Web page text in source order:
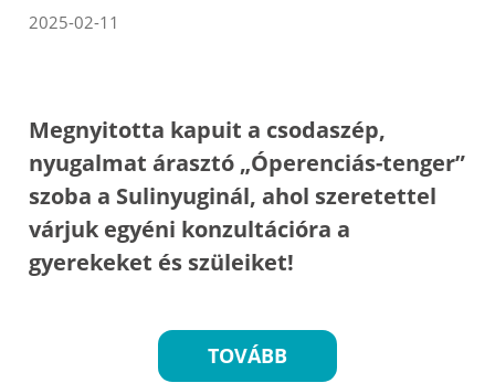
2025-02-11
Megnyitotta kapuit a csodaszép,
nyugalmat árasztó „Óperenciás-tenger”
szoba a Sulinyuginál, ahol szeretettel
várjuk egyéni konzultációra a
gyerekeket és szüleiket!
TOVÁBB